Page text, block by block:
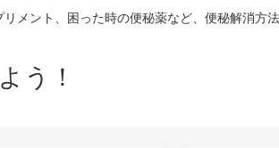
メント、困った時の便秘薬など、便秘解消方法
う！